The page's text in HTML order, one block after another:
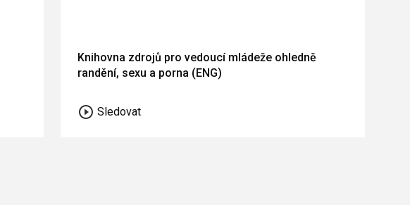
Knihovna zdrojů pro vedoucí mládeže ohledně
randění, sexu a porna (ENG)
Sledovat